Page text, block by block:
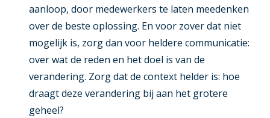
aanloop, door medewerkers te laten meedenken
over de beste oplossing. En voor zover dat niet
mogelijk is, zorg dan voor heldere communicatie:
over wat de reden en het doel is van de
verandering. Zorg dat de context helder is: hoe
draagt deze verandering bij aan het grotere
geheel?